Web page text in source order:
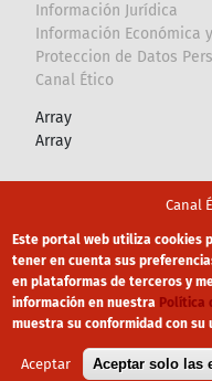
Información Jurídica
Información Económica
Proteccion de Datos
Canal Ético
Array
Array
Canal
Política privacidad
Este portal web utiliza cookies
tener en cuenta sus
en plataformas de terceros y
información en nuestra Política
muestra su conformidad con su
Aceptar Aceptar solo las